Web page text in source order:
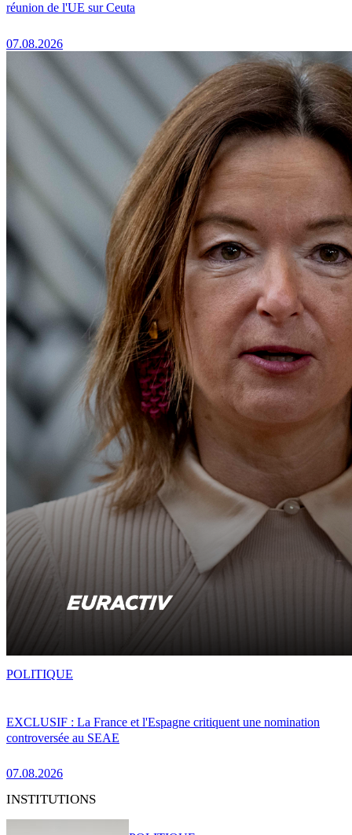
réunion de l'UE sur Ceuta
07.08.2026
EXCLUSIF : La France et l'Espagne critiquent une nomination
controversée au SEAE
07.08.2026
POLITIQUE
INSTITUTIONS